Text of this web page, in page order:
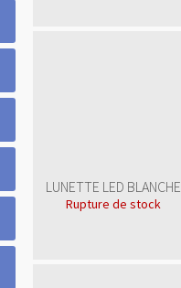
LUNETTE LED BLANCHE
Rupture de stock